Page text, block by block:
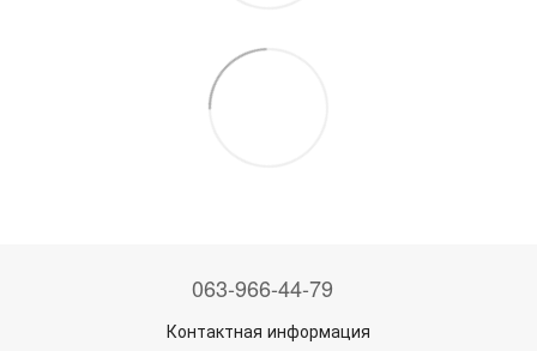
063-966-44-79
Контактная информация